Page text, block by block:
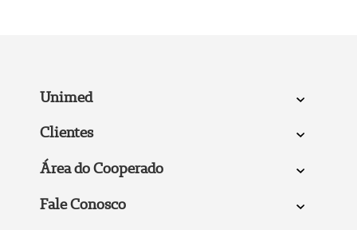
Unimed
Clientes
Área do Cooperado
Fale Conosco